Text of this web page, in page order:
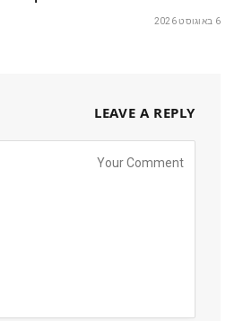
6 באוגוסט 2026
LEAVE A REPLY